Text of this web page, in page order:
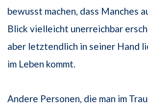
bewusst machen, dass Manches
Blick vielleicht unerreichbar
aber letztendlich in seiner Hand
im Leben kommt.
Andere Personen, die man im